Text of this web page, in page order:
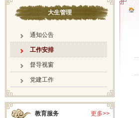
大生管理
通知公告
工作安排
督导视窗
党建工作
更多>>
教育服务